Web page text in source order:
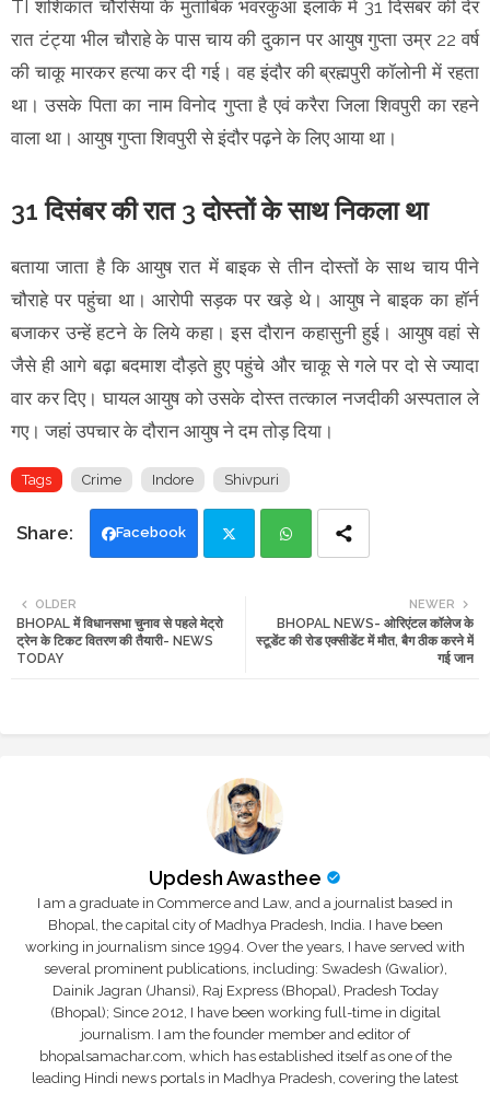
TI शशिकांत चौरसिया के मुताबिक भवरकुआं इलाके में 31 दिसंबर की देर
रात टंट्या भील चौराहे के पास चाय की दुकान पर आयुष गुप्ता उम्र 22 वर्ष
की चाकू मारकर हत्या कर दी गई। वह इंदौर की ब्रह्मपुरी कॉलोनी में रहता
था। उसके पिता का नाम विनोद गुप्ता है एवं करैरा जिला शिवपुरी का रहने
वाला था। आयुष गुप्ता शिवपुरी से इंदौर पढ़ने के लिए आया था।
31 दिसंबर की रात 3 दोस्तों के साथ निकला था
बताया जाता है कि आयुष रात में बाइक से तीन दोस्तों के साथ चाय पीने
चौराहे पर पहुंचा था। आरोपी सड़क पर खड़े थे। आयुष ने बाइक का हॉर्न
बजाकर उन्हें हटने के लिये कहा। इस दौरान कहासुनी हुई। आयुष वहां से
जैसे ही आगे बढ़ा बदमाश दौड़ते हुए पहुंचे और चाकू से गले पर दो से ज्यादा
वार कर दिए। घायल आयुष को उसके दोस्त तत्काल नजदीकी अस्पताल ले
गए। जहां उपचार के दौरान आयुष ने दम तोड़ दिया।
Tags Crime Indore Shivpuri
Facebook
tte ats
NEWER
BHOPAL NEWS- ओरिएंटल कॉलेज के
स्टूडेंट की रोड एक्सीडेंट में मौत, बैग ठीक करने में
गई जान
OLDER
BHOPAL में विधानसभा चुनाव से पहले मेट्रो
ट्रेन के टिकट वितरण की तैयारी- NEWS
TODAY
Updesh Awasthee
I am a graduate in Commerce and Law, and a journalist based in
Bhopal, the capital city of Madhya Pradesh, India. I have been
working in journalism since 1994. Over the years, I have served with
several prominent publications, including: Swadesh (Gwalior),
Dainik Jagran (Jhansi), Raj Express (Bhopal), Pradesh Today
(Bhopal); Since 2012, I have been working full-time in digital
journalism. I am the founder member and editor of
bhopalsamachar.com, which has established itself as one of the
leading Hindi news portals in Madhya Pradesh, covering the latest